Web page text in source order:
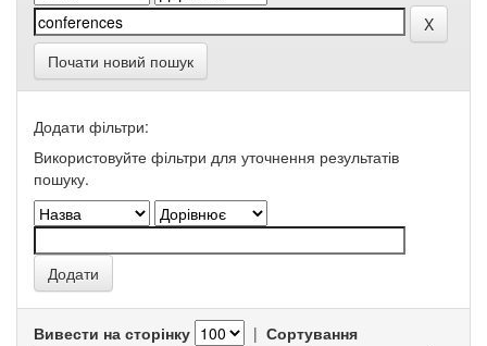
Почати новий пошук
Додати фільтри:
Використовуйте фільтри для уточнення результатів
пошуку.
Вивести на сторінку | Сортування